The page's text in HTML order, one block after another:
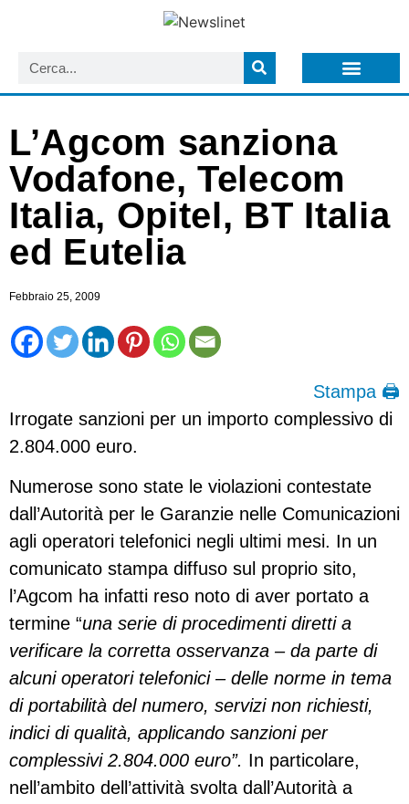
L’Agcom sanziona
Vodafone, Telecom
Italia, Opitel, BT Italia
ed Eutelia
Febbraio 25, 2009
Stampa 🖨
Irrogate sanzioni per un importo complessivo di
2.804.000 euro.
Numerose sono state le violazioni contestate
dall’Autorità per le Garanzie nelle Comunicazioni
agli operatori telefonici negli ultimi mesi. In un
comunicato stampa diffuso sul proprio sito,
l’Agcom ha infatti reso noto di aver portato a
termine “una serie di procedimenti diretti a
verificare la corretta osservanza – da parte di
alcuni operatori telefonici – delle norme in tema
di portabilità del numero, servizi non richiesti,
indici di qualità, applicando sanzioni per
complessivi 2.804.000 euro”. In particolare,
nell’ambito dell’attività svolta dall’Autorità a